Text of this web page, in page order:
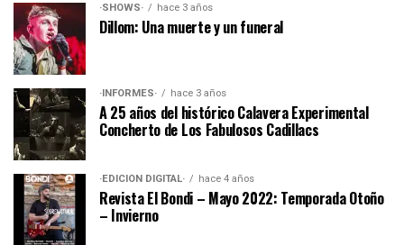
·SHOWS· hace 3 años
Dillom: Una muerte y un funeral
·INFORMES· hace 3 años
A 25 años del histórico Calavera Experimental
Concherto de Los Fabulosos Cadillacs
·EDICIÓN DIGITAL· hace 4 años
Revista El Bondi – Mayo 2022: Temporada Otoño
– Invierno